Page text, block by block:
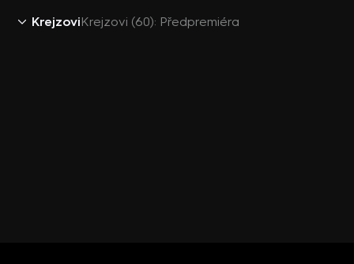
KrejzoviKrejzovi (60): Předpremiéra